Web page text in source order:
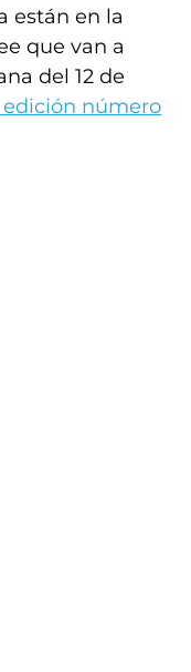
están en la
que van a
del 12 de
número